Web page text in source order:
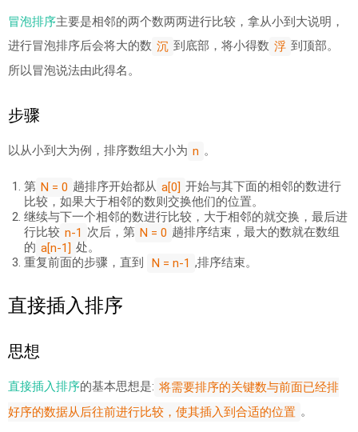
冒泡排序主要是相邻的两个数两两进行比较，拿从小到大说明，
进行冒泡排序后会将大的数 沉 到底部，将小得数 浮 到顶部。
所以冒泡说法由此得名。
步骤
以从小到大为例，排序数组大小为 n 。
第 N = 0 趟排序开始都从 a[0] 开始与其下面的相邻的数进行
比较，如果大于相邻的数则交换他们的位置。
继续与下一个相邻的数进行比较，大于相邻的就交换，最后进
行比较 n-1 次后，第 N = 0 趟排序结束，最大的数就在数组
的 a[n-1] 处。
重复前面的步骤，直到
N = n-1 ,排序结束。
直接插入排序
思想
直接插入排序的基本思想是: 将需要排序的关键数与前面已经排
好序的数据从后往前进行比较，使其插入到合适的位置 。